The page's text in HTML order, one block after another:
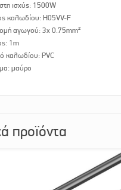
ισχύς: 1500W
καλωδίου: H05VV-F
αγωγού: 3x 0.75mm²
1m
καλωδίου: PVC
μαύρο
προϊόντα